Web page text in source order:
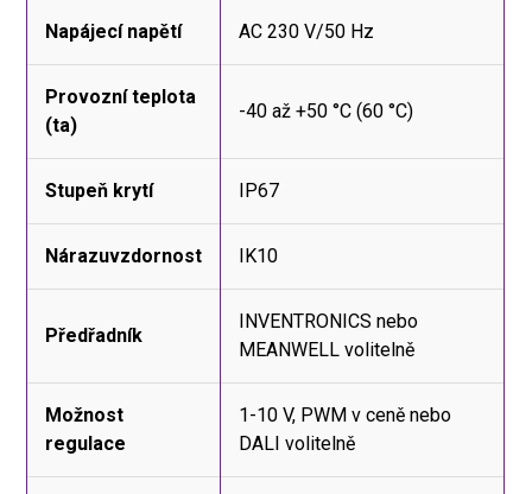
Napájecí napětí AC 230 V/50 Hz
Provozní teplota
(ta)
-40 až +50 °C (60 °C)
Stupeň krytí IP67
Nárazuvzdornost IK10
Předřadník
INVENTRONICS nebo
MEANWELL volitelně
Možnost
regulace
1-10 V, PWM v ceně nebo
DALI volitelně